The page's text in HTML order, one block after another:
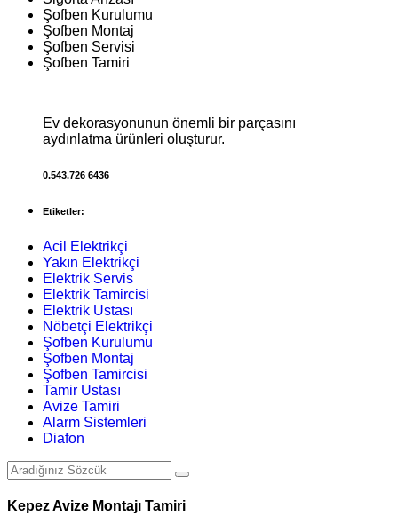
Şofben Kurulumu
Şofben Montaj
Şofben Servisi
Şofben Tamiri
Ev dekorasyonunun önemli bir parçasını
aydınlatma ürünleri oluşturur.
0.543.726 6436
Etiketler:
Acil Elektrikçi
Yakın Elektrikçi
Elektrik Servis
Elektrik Tamircisi
Elektrik Ustası
Nöbetçi Elektrikçi
Şofben Kurulumu
Şofben Montaj
Şofben Tamircisi
Tamir Ustası
Avize Tamiri
Alarm Sistemleri
Diafon
Kepez Avize Montajı Tamiri